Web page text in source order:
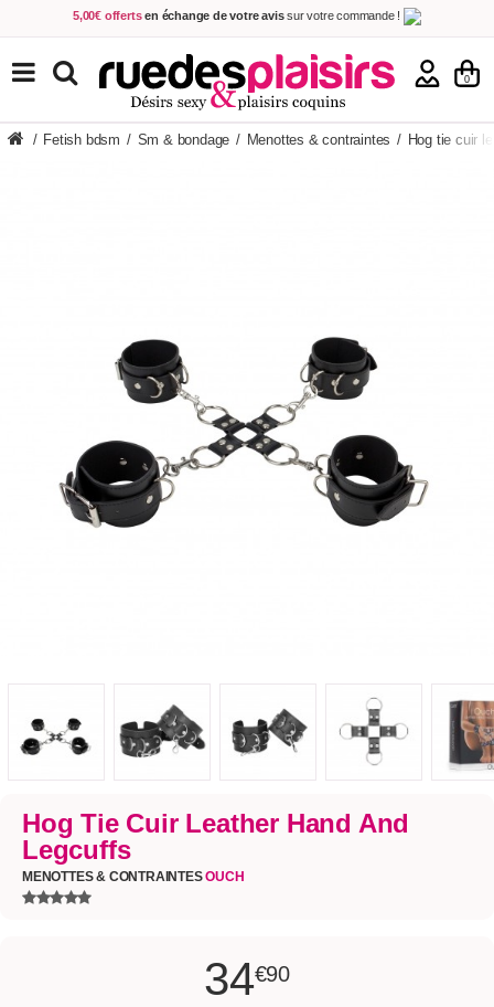
5,00€ offerts en échange de votre avissur votre commande !
Achetez aujourd'hui. Décidez quand payer !
Livraison en 48h
au prix de 2,90 € ! (Offerte dès 69,00€ d'achat)
0
TOUS NOS PRODUITS
/ Fetish bdsm / Sm & bondage / Menottes & contraintes / Hog tie cuir
Hog Tie Cuir Leather Hand And
Legcuffs
MENOTTES & CONTRAINTESOUCH
34€90